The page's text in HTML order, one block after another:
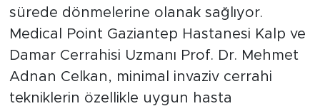
sürede dönmelerine olanak sağlıyor.
Medical Point Gaziantep Hastanesi Kalp ve
Damar Cerrahisi Uzmanı Prof. Dr. Mehmet
Adnan Celkan, minimal invaziv cerrahi
tekniklerin özellikle uygun hasta